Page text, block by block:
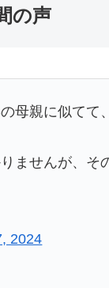
の声
母親に似てて
ませんが、そ
2024